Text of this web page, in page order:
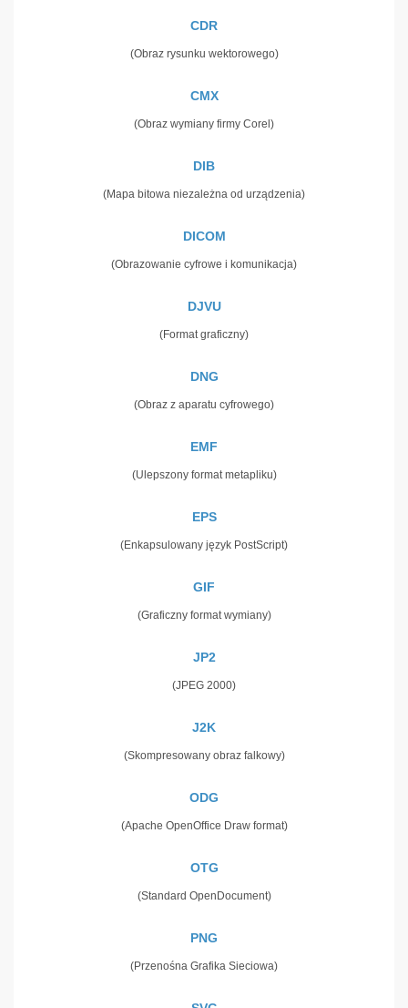
CDR
(Obraz rysunku wektorowego)
CMX
(Obraz wymiany firmy Corel)
DIB
(Mapa bitowa niezależna od urządzenia)
DICOM
(Obrazowanie cyfrowe i komunikacja)
DJVU
(Format graficzny)
DNG
(Obraz z aparatu cyfrowego)
EMF
(Ulepszony format metapliku)
EPS
(Enkapsulowany język PostScript)
GIF
(Graficzny format wymiany)
JP2
(JPEG 2000)
J2K
(Skompresowany obraz falkowy)
ODG
(Apache OpenOffice Draw format)
OTG
(Standard OpenDocument)
PNG
(Przenośna Grafika Sieciowa)